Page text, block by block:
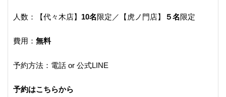
人数：【代々木店】 10名限定／【虎ノ門店】 ５名限定
費用： 無料
予約方法：電話 or 公式LINE
予約はこちらから